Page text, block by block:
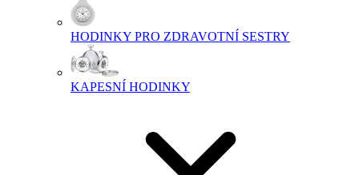
HODINKY PRO ZDRAVOTNÍ SESTRY
KAPESNÍ HODINKY